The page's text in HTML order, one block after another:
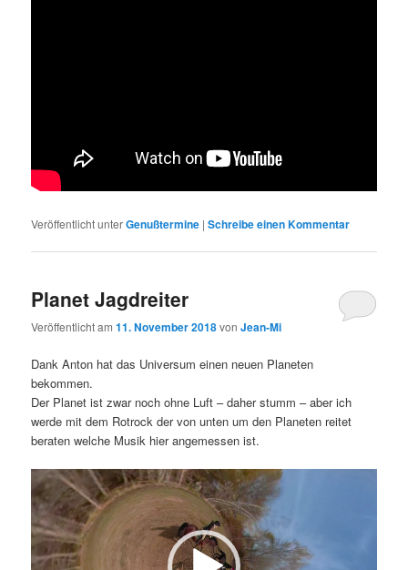
Veröffentlicht unterGenußtermine |Schreibe einen Kommentar
Planet Jagdreiter
Veröffentlicht am11. November 2018vonJean-Mi
Dank Anton hat das Universum einen neuen Planeten
bekommen.
Der Planet ist zwar noch ohne Luft – daher stumm – aber ich
werde mit dem Rotrock der von unten um den Planeten reitet
beraten welche Musik hier angemessen ist.
Video-
Player